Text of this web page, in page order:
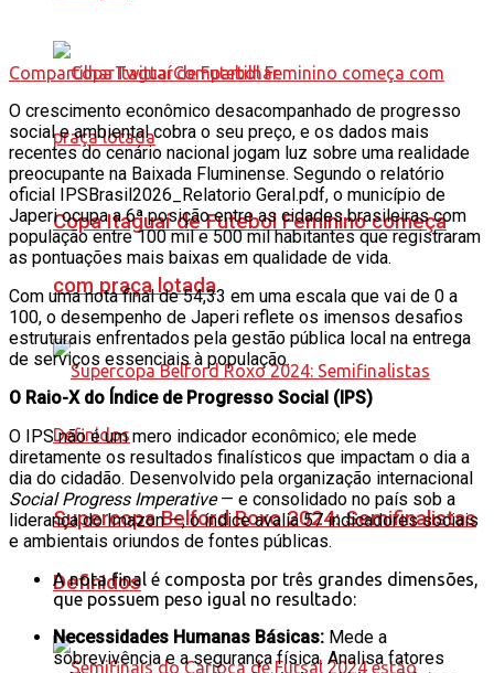
Copa Itaguaí de Futebol Feminino começa
com praça lotada
Supercopa Belford Roxo 2024: Semifinalistas
Definidos
CompartilharTwittarCompartilhar
O crescimento econômico desacompanhado de progresso
social e ambiental cobra o seu preço, e os dados mais
recentes do cenário nacional jogam luz sobre uma realidade
preocupante na Baixada Fluminense. Segundo o relatório
oficial IPSBrasil2026_Relatorio Geral.pdf, o município de
Japeri ocupa a 6ª posição entre as cidades brasileiras com
população entre 100 mil e 500 mil habitantes que registraram
as pontuações mais baixas em qualidade de vida.
Com uma nota final de 54,33 em uma escala que vai de 0 a
100, o desempenho de Japeri reflete os imensos desafios
estruturais enfrentados pela gestão pública local na entrega
de serviços essenciais à população.
O Raio-X do Índice de Progresso Social (IPS)
O IPS não é um mero indicador econômico; ele mede
diretamente os resultados finalísticos que impactam o dia a
dia do cidadão. Desenvolvido pela organização internacional
Social Progress Imperative— e consolidado no país sob a
liderança do Imazon —, o índice avalia 57 indicadores sociais
e ambientais oriundos de fontes públicas.
A nota final é composta por três grandes dimensões,
que possuem peso igual no resultado:
Necessidades Humanas Básicas: Mede a
sobrevivência e a segurança física. Analisa fatores